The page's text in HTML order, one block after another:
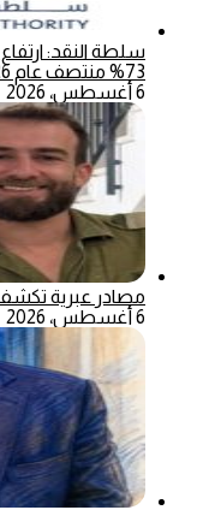
سلطة النقد:
73% منتصف عام 2026
6 أغسطس، 2026
مصادر عبرية
6 أغسطس، 2026